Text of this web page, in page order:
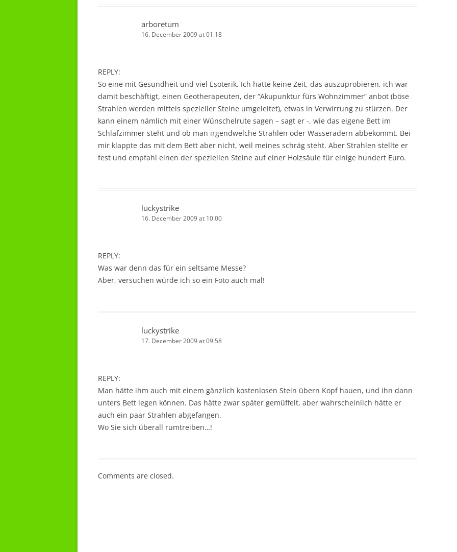
arboretum
16. December 2009 at 01:18
REPLY:
So eine mit Gesundheit und viel Esoterik. Ich hatte keine Zeit, das auszuprobieren, ich war
damit beschäftigt, einen Geotherapeuten, der “Akupunktur fürs Wohnzimmer” anbot (böse
Strahlen werden mittels spezieller Steine umgeleitet), etwas in Verwirrung zu stürzen. Der
kann einem nämlich mit einer Wünschelrute sagen – sagt er -, wie das eigene Bett im
Schlafzimmer steht und ob man irgendwelche Strahlen oder Wasseradern abbekommt. Bei
mir klappte das mit dem Bett aber nicht, weil meines schräg steht. Aber Strahlen stellte er
fest und empfahl einen der speziellen Steine auf einer Holzsäule für einige hundert Euro.
luckystrike
16. December 2009 at 10:00
REPLY:
Was war denn das für ein seltsame Messe?
Aber, versuchen würde ich so ein Foto auch mal!
luckystrike
17. December 2009 at 09:58
REPLY:
Man hätte ihm auch mit einem gänzlich kostenlosen Stein übern Kopf hauen, und ihn dann
unters Bett legen können. Das hätte zwar später gemüffelt, aber wahrscheinlich hätte er
auch ein paar Strahlen abgefangen.
Wo Sie sich überall rumtreiben…!
Comments are closed.